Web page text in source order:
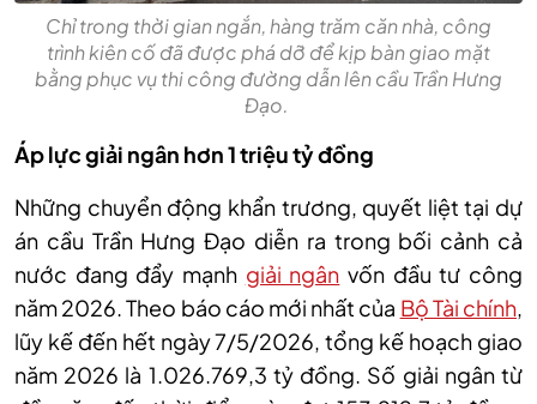
Chỉ trong thời gian ngắn, hàng trăm căn nhà, công
trình kiên cố đã được phá dỡ để kịp bàn giao mặt
bằng phục vụ thi công đường dẫn lên cầu Trần Hưng
Đạo.
Áp lực giải ngân hơn 1 triệu tỷ đồng
Những chuyển động khẩn trương, quyết liệt tại dự
án cầu Trần Hưng Đạo diễn ra trong bối cảnh cả
nước đang đẩy mạnh giải ngân vốn đầu tư công
năm 2026. Theo báo cáo mới nhất của Bộ Tài chính,
lũy kế đến hết ngày 7/5/2026, tổng kế hoạch giao
năm 2026 là 1.026.769,3 tỷ đồng. Số giải ngân từ